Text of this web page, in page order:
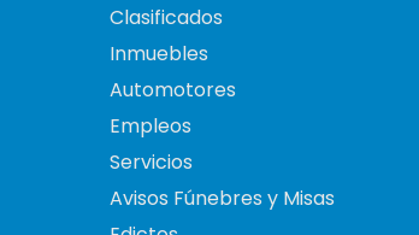
Clasificados
Inmuebles
Automotores
Empleos
Servicios
Avisos Fúnebres y Misas